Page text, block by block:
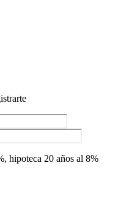
, hipoteca 20 años al 8%